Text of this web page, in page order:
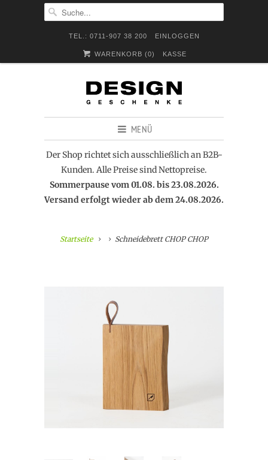
TEL.: 0711-907 38 200 EINLOGGEN
WARENKORB (0) KASSE
MENÜ
Der Shop richtet sich ausschließlich an B2B-
Kunden. Alle Preise sind Nettopreise.
Sommerpause vom 01.08. bis 23.08.2026.
Versand erfolgt wieder ab dem 24.08.2026.
Startseite Schneidebrett CHOP CHOP